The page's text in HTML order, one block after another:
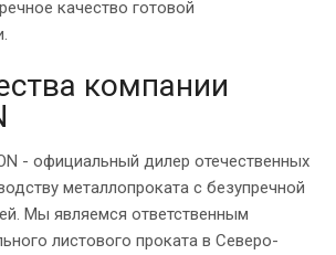
качество готовой
компании
- официальный дилер отечественных
металлопроката с безупречной
Мы являемся ответственным
листового проката в Северо-